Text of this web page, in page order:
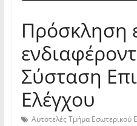
Πρόσκληση
Σύσταση
Ελέγχου
Αυτοτελές Τμήμα Εσωτερικού